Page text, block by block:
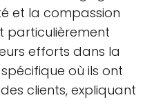
et la compassion
particulièrement
efforts dans la
où ils ont
clients, expliquant